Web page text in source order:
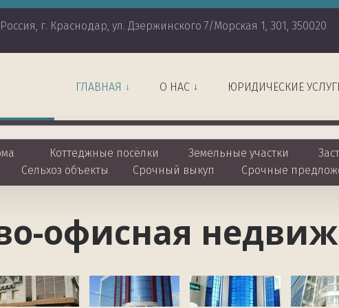
Россия, г. Краснодар, ул. Дзержинского 7/Морская 1, 301, 350020
ГЛАВНАЯ О НАС ЮРИДИЧЕСКИЕ
Коттеджные посёлки Земельные участки
Сельхоз объекты Срочный выкуп Срочные
офисная